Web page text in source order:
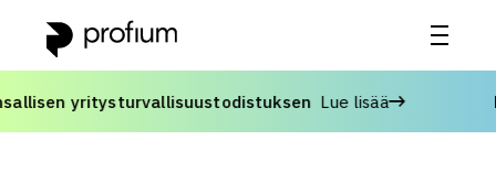
yritysturvallisuustodistuksenLue lisää